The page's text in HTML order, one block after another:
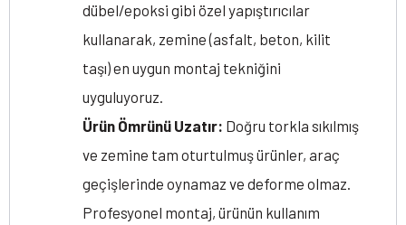
dübel/epoksi gibi özel yapıştırıcılar
kullanarak, zemine (asfalt, beton, kilit
taşı) en uygun montaj tekniğini
uyguluyoruz.
Ürün Ömrünü Uzatır: Doğru torkla sıkılmış
ve zemine tam oturtulmuş ürünler, araç
geçişlerinde oynamaz ve deforme olmaz.
Profesyonel montaj, ürünün kullanım